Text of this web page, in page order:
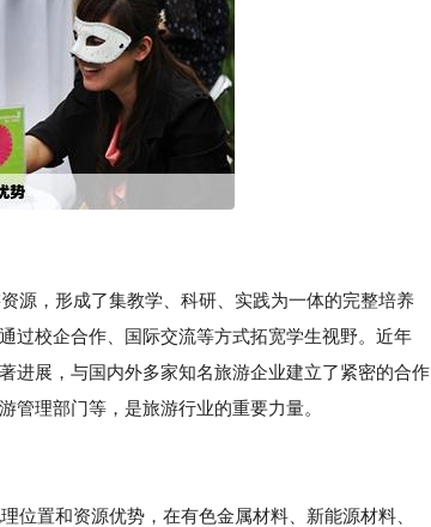
源，形成了集教学、科研、实践为一体的完整培养
过校企合作、国际交流等方式拓宽学生视野。近年
进展，与国内外多家知名旅游企业建立了紧密的合作
管理部门等，是旅游行业的重要力量。
位置和资源优势，在有色金属材料、新能源材料、